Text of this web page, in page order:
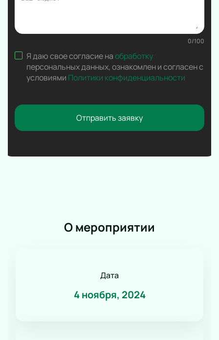
Народная песня
Comedy Club
0/100
Я даю свое согласие наобработку
персональных данных,ознакомлен и согласен с
условиями Политики конфиденциальности
Отправить заявку
О мероприятии
Дата
4 ноября, 2024